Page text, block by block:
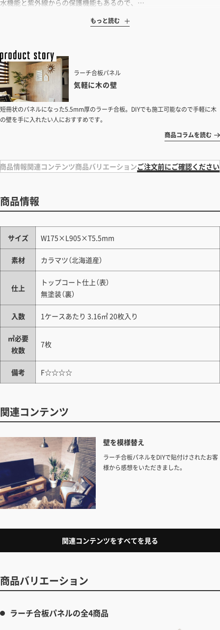
水機能と紫外線からの保護機能もあるので、…
もっと読む
ラーチ合板パネル
気軽に木の壁
短冊状のパネルになった5.5mm厚のラーチ合板。DIYでも施工可能なので手軽に木
の壁を手に入れたい人におすすめです。
商品コラムを読む
品情報関連コンテンツ商品バリエーションご注文前にご確認ください
商品情報
サイズ W175×L905×T5.5mm
素材 カラマツ（北海道産）
仕上
トップコート仕上（表）
無塗装（裏）
入数 1ケースあたり 3.16㎡ 20枚入り
㎡必要
枚数
7枚
備考 F☆☆☆☆
関連コンテンツ
壁を模様替え
ラーチ合板パネルをDIYで貼付けされたお客
様から感想をいただきました。
関連コンテンツをすべてを見る
商品バリエーション
ラーチ合板パネルの全4商品